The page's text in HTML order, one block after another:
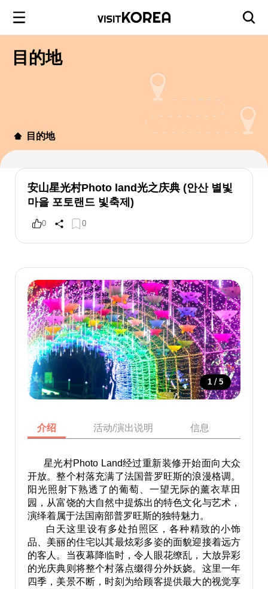
目的地
目的地
安山星光村Photo land光之庆典 (안산 별빛
마을 포토랜드 빛축제)
0 0
1 / 5
介绍 活动/演出说明 信息
星光村Photo Land经过重新装修开始面向大众
开放。整个村落充满了法国普罗旺斯的浪漫格调。
阳光照射下熟透了的葡萄、一望无际的薰衣草田
园，从富饶的大自然中提炼出的特色文化与艺术，
演绎着属于法国南部普罗旺斯的独特魅力。
白天这里设有多处拍照区，各种精致的小饰
品、美丽的住宅以其最炫彩多姿的面貌迎接着远方
的客人。当夜幕降临时，令人眼花缭乱，大放异彩
的光庆典则将整个村落点缀得分外妖娆。这里一年
四季，美景不断，时刻为给顾客提供最大的视觉享